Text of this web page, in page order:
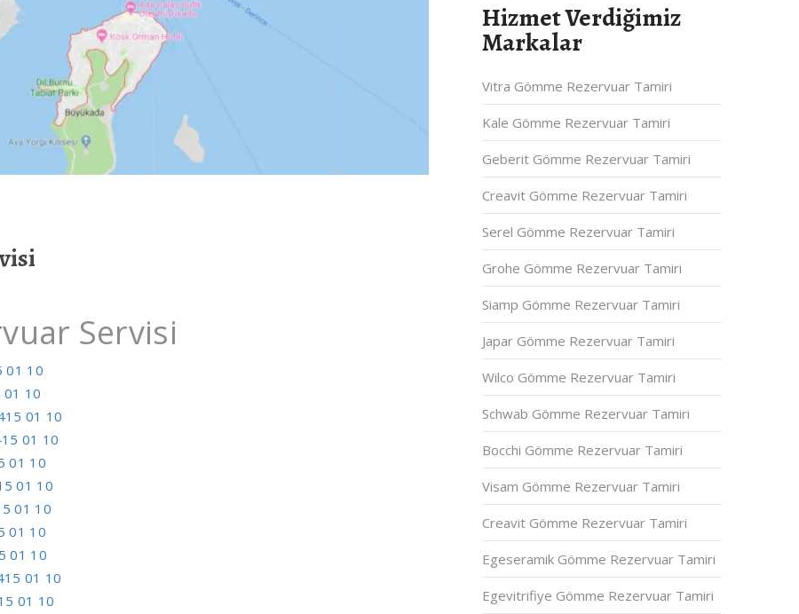
Servisi
01 10
01 10
01 10
01 10
01 10
01 10
01 10
01 10
01 10
01 10
01 10
Hizmet Verdiğimiz
Markalar
Vitra Gömme Rezervuar Tamiri
Kale Gömme Rezervuar Tamiri
Geberit Gömme Rezervuar Tamiri
Creavit Gömme Rezervuar Tamiri
Serel Gömme Rezervuar Tamiri
Grohe Gömme Rezervuar Tamiri
Siamp Gömme Rezervuar Tamiri
Japar Gömme Rezervuar Tamiri
Wilco Gömme Rezervuar Tamiri
Schwab Gömme Rezervuar Tamiri
Bocchi Gömme Rezervuar Tamiri
Visam Gömme Rezervuar Tamiri
Creavit Gömme Rezervuar Tamiri
Egeseramik Gömme Rezervuar Tamiri
Egevitrifiye Gömme Rezervuar Tamiri